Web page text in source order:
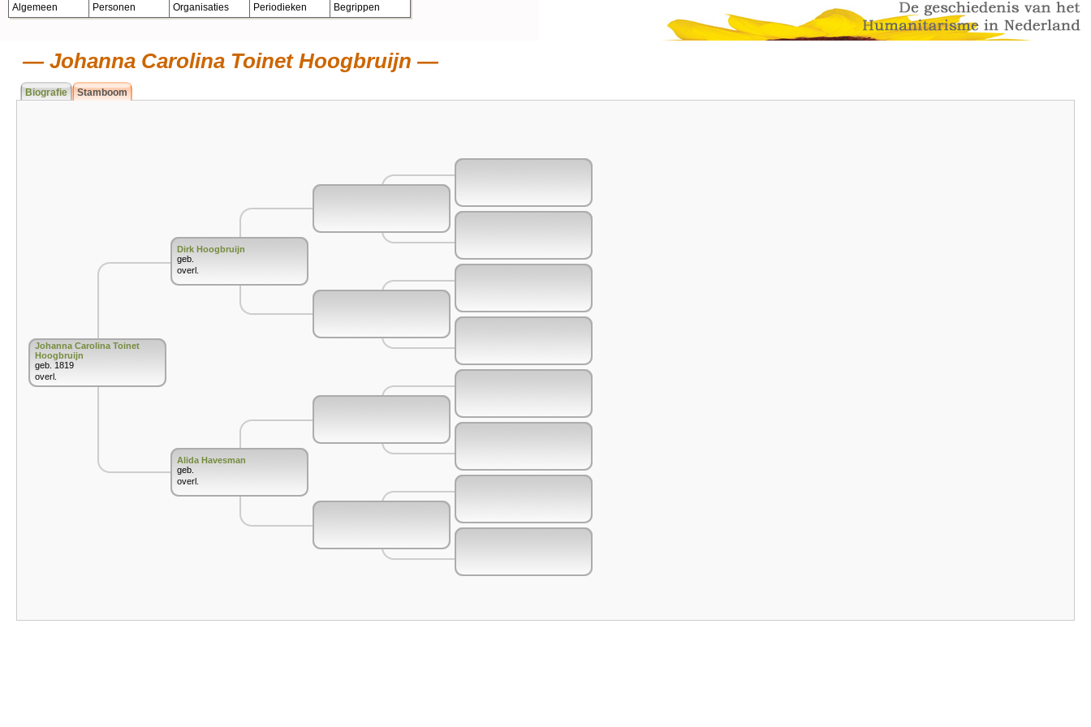
Algemeen Personen Organisaties Periodieken Begrippen
Johanna Carolina Toinet Hoogbruijn
Biografie Stamboom
Johanna Carolina Toinet
Hoogbruijn
geb. 1819
overl.
Dirk Hoogbruijn
geb.
overl.
Alida Havesman
geb.
overl.